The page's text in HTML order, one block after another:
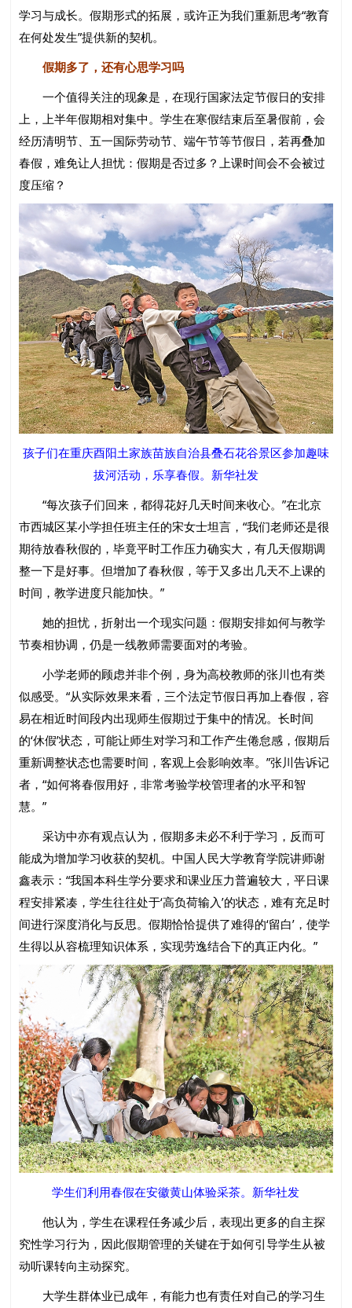
学习与成长。假期形式的拓展，或许正为我们重新思考“教育
在何处发生”提供新的契机。
假期多了，还有心思学习吗
一个值得关注的现象是，在现行国家法定节假日的安排
上，上半年假期相对集中。学生在寒假结束后至暑假前，会
经历清明节、五一国际劳动节、端午节等节假日，若再叠加
春假，难免让人担忧：假期是否过多？上课时间会不会被过
度压缩？
孩子们在重庆酉阳土家族苗族自治县叠石花谷景区参加趣味
拔河活动，乐享春假。新华社发
“每次孩子们回来，都得花好几天时间来收心。”在北京
市西城区某小学担任班主任的宋女士坦言，“我们老师还是很
期待放春秋假的，毕竟平时工作压力确实大，有几天假期调
整一下是好事。但增加了春秋假，等于又多出几天不上课的
时间，教学进度只能加快。”
她的担忧，折射出一个现实问题：假期安排如何与教学
节奏相协调，仍是一线教师需要面对的考验。
小学老师的顾虑并非个例，身为高校教师的张川也有类
似感受。“从实际效果来看，三个法定节假日再加上春假，容
易在相近时间段内出现师生假期过于集中的情况。长时间
的‘休假’状态，可能让师生对学习和工作产生倦怠感，假期后
重新调整状态也需要时间，客观上会影响效率。”张川告诉记
者，“如何将春假用好，非常考验学校管理者的水平和智
慧。”
采访中亦有观点认为，假期多未必不利于学习，反而可
能成为增加学习收获的契机。中国人民大学教育学院讲师谢
鑫表示：“我国本科生学分要求和课业压力普遍较大，平日课
程安排紧凑，学生往往处于‘高负荷输入’的状态，难有充足时
间进行深度消化与反思。假期恰恰提供了难得的‘留白’，使学
生得以从容梳理知识体系，实现劳逸结合下的真正内化。”
学生们利用春假在安徽黄山体验采茶。新华社发
他认为，学生在课程任务减少后，表现出更多的自主探
究性学习行为，因此假期管理的关键在于如何引导学生从被
动听课转向主动探究。
大学生群体业已成年，有能力也有责任对自己的学习生